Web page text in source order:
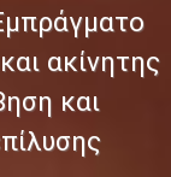
ακίνητης
και